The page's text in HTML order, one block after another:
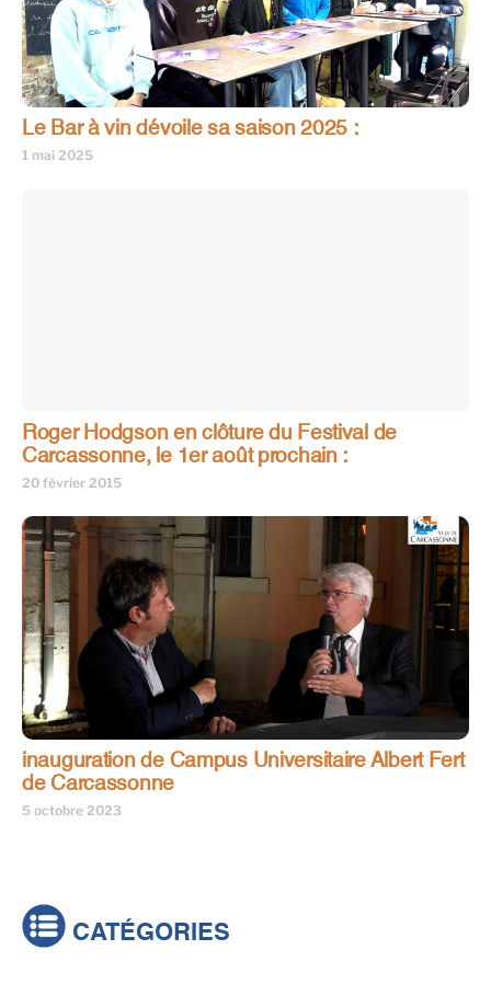
Le Bar à vin dévoile sa saison 2025 :
1 mai 2025
Roger Hodgson en clôture du Festival de
Carcassonne, le 1er août prochain :
20 février 2015
inauguration de Campus Universitaire Albert Fert
de Carcassonne
5 octobre 2023
CATÉGORIES